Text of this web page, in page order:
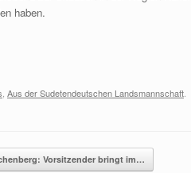
haben.
Aus der Sudetendeutschen Landsmannschaft
Vorsitzender bringt im…